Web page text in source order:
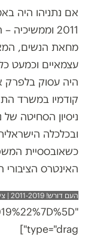
אם נתניהו היה
2011
מחאת הנשים,
עצמאיים וכמעט
היה עסוק בלפרק
קודמיו במשרד
ניסיון הסחיטה של
ובכלכלה
כשאובססיית
האינטרס הציבורי
העם דורש! 2011-2019 | צילום: תומר נאוברג ויונתן זינדל:
type="drag"]